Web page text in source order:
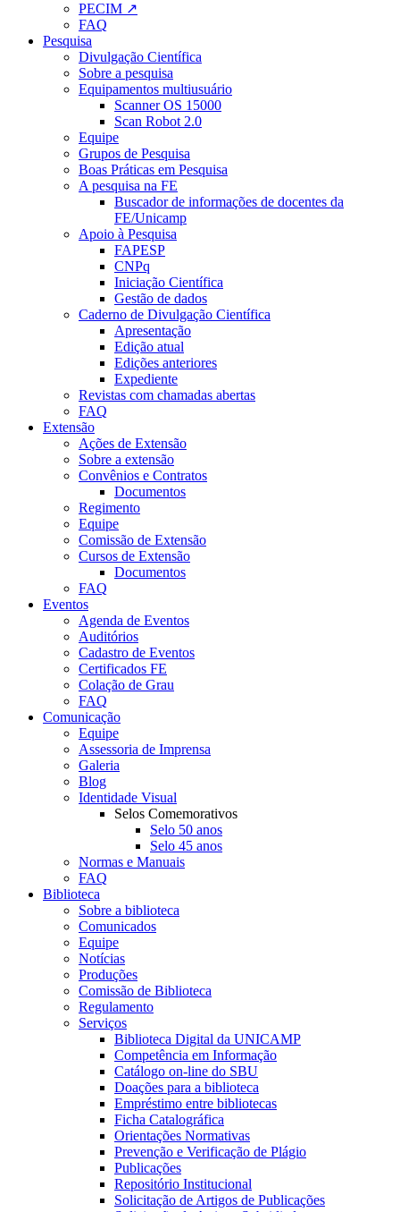
PECIM ↗
FAQ
Pesquisa
Divulgação Científica
Sobre a pesquisa
Equipamentos multiusuário
Scanner OS 15000
Scan Robot 2.0
Equipe
Grupos de Pesquisa
Boas Práticas em Pesquisa
A pesquisa na FE
Buscador de informações de docentes da
FE/Unicamp
Apoio à Pesquisa
FAPESP
CNPq
Iniciação Científica
Gestão de dados
Caderno de Divulgação Científica
Apresentação
Edição atual
Edições anteriores
Expediente
Revistas com chamadas abertas
FAQ
Extensão
Ações de Extensão
Sobre a extensão
Convênios e Contratos
Documentos
Regimento
Equipe
Comissão de Extensão
Cursos de Extensão
Documentos
FAQ
Eventos
Agenda de Eventos
Auditórios
Cadastro de Eventos
Certificados FE
Colação de Grau
FAQ
Comunicação
Equipe
Assessoria de Imprensa
Galeria
Blog
Identidade Visual
Selos Comemorativos
Selo 50 anos
Selo 45 anos
Normas e Manuais
FAQ
Biblioteca
Sobre a biblioteca
Comunicados
Equipe
Notícias
Produções
Comissão de Biblioteca
Regulamento
Serviços
Biblioteca Digital da UNICAMP
Competência em Informação
Catálogo on-line do SBU
Doações para a biblioteca
Empréstimo entre bibliotecas
Ficha Catalográfica
Orientações Normativas
Prevenção e Verificação de Plágio
Publicações
Repositório Institucional
Solicitação de Artigos de Publicações